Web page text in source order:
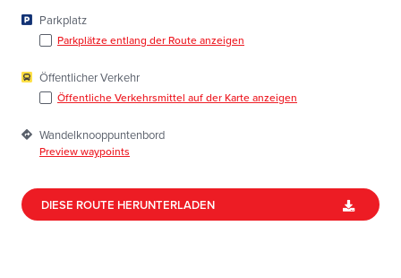
Parkplatz
Parkplätze entlang der Route anzeigen
Öffentlicher Verkehr
Öffentliche Verkehrsmittel auf der Karte anzeigen
Wandelknooppuntenbord
Preview waypoints
DIESE ROUTE HERUNTERLADEN